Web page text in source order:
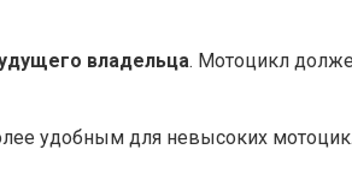
владельца.​ Мотоцикл
удобным для невысоких